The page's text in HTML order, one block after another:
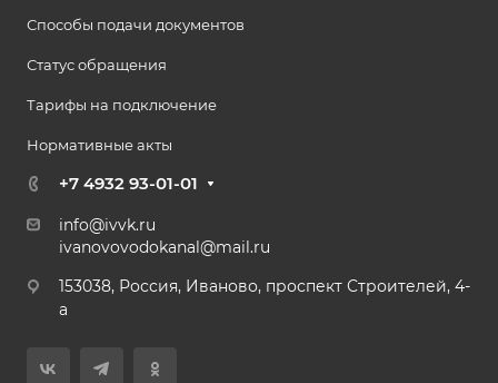
Способы подачи документов
Статус обращения
Тарифы на подключение
Нормативные акты
+7 4932 93-01-01
info@ivvk.ru
ivanovovodokanal@mail.ru
153038, Россия, Иваново, проспект Строителей, 4-
а